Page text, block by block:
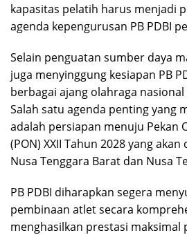
kapasitas pelatih harus menjadi
agenda kepengurusan PB PDBI
Selain penguatan sumber daya
juga menyinggung kesiapan PB
berbagai ajang olahraga
Salah satu agenda penting yang
adalah persiapan menuju Pekan
(PON) XXII Tahun 2028 yang
Nusa Tenggara Barat dan Nusa
PB PDBI diharapkan segera
pembinaan atlet secara
menghasilkan prestasi maksimal